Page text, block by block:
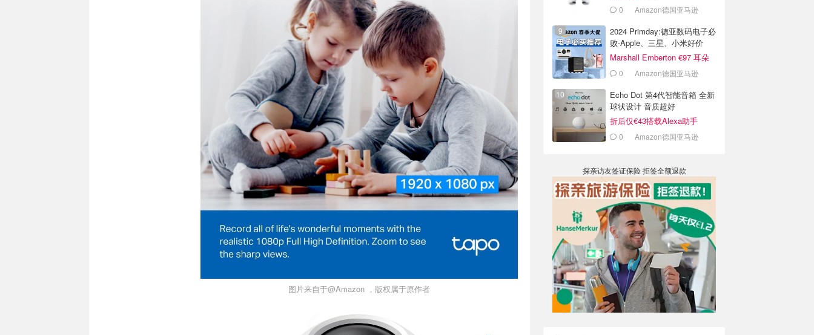
图片来自于@Amazon ，版权属于原作者
0 Amazon德国亚马逊
2024 Primday:德亚数码电子必
败-Apple、三星、小米好价
Marshall Emberton €97 耳朵
怀孕0 Amazon德国亚马逊
Echo Dot 第4代智能音箱 全新
球状设计 音质超好
折后仅€43搭载Alexa助手
0 Amazon德国亚马逊
探亲访友签证保险 拒签全额退款